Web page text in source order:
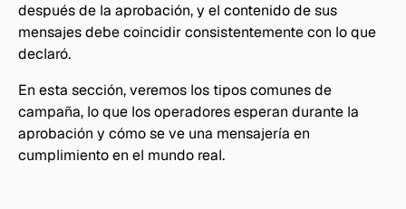
después de la aprobación, y el contenido de sus
mensajes debe coincidir consistentemente con lo que
declaró.
En esta sección, veremos los tipos comunes de
campaña, lo que los operadores esperan durante la
aprobación y cómo se ve una mensajería en
cumplimiento en el mundo real.